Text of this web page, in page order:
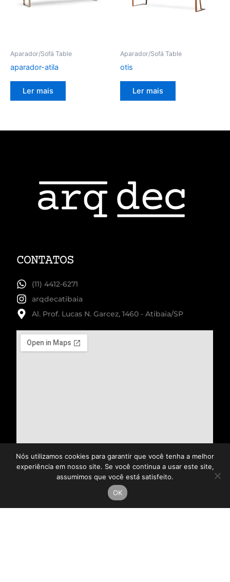
Aparador/Sofá Table
aparador-atila
Ler mais
Aparador/Sofá Table
otis
Ler mais
CONTATOS
(11) 4412-6271
arqdecatibaia
Al. Prof. Lucas N. Garcez, 1460 - Atibaia/SP
Nós utilizamos cookies para garantir que você tenha a melhor
experiência em nosso site. Se você continua a usar este site,
assumimos que você está satisfeito.
OK